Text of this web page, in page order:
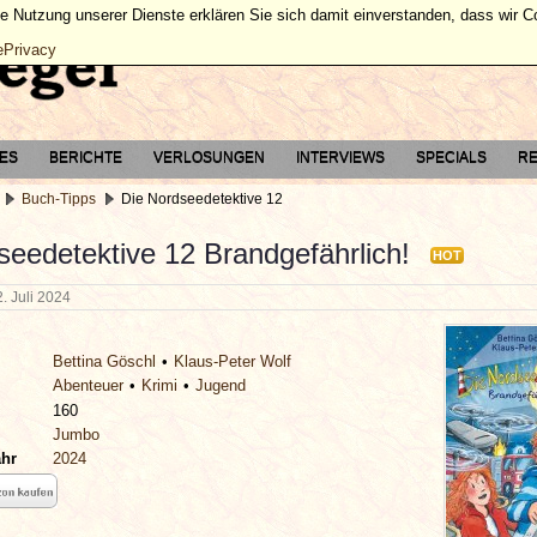
BERICHTE VERLOSUNGEN INTERVIEWS SPECIALS
Buch-Tipps Die Nordseedetektive 12
12 Brandgefährlich! HOT
Juli 2024
Bettina Göschl
Klaus-Peter Wolf
Abenteuer
Krimi
Jugend
160
Jumbo
2024
unserer Dienste erklären Sie sich damit einverstanden, dass wir